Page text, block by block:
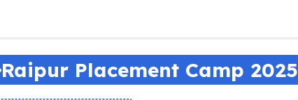
Raipur Placement Camp 2025